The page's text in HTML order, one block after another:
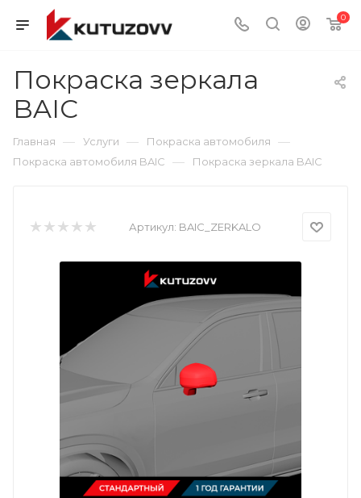
0
Покраска зеркала
BAIC
Главная — Услуги — Покраска автомобиля —
Покраска автомобиля BAIC — Покраска зеркала BAIC
Артикул: BAIC_ZERKALO